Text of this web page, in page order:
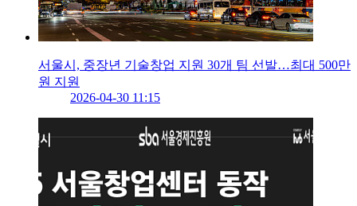
서울시, 중장년 기술창업 지원 30개 팀 선발…최대 500만
원 지원
2026-04-30 11:15